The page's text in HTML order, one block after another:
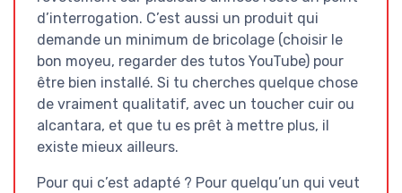
d’interrogation. C’est aussi un produit qui
demande un minimum de bricolage (choisir le
bon moyeu, regarder des tutos YouTube) pour
être bien installé. Si tu cherches quelque chose
de vraiment qualitatif, avec un toucher cuir ou
alcantara, et que tu es prêt à mettre plus, il
existe mieux ailleurs.
Pour qui c’est adapté ? Pour quelqu’un qui veut